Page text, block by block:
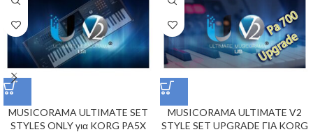
MUSICORAMA ULTIMATE SET
STYLES ONLY για KORG PA5X
MUSICORAMA ULTIMATE V2
STYLE SET UPGRADE ΓΙΑ KORG